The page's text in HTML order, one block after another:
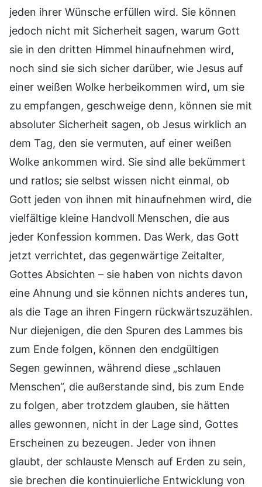
jeden ihrer Wünsche erfüllen wird. Sie können
jedoch nicht mit Sicherheit sagen, warum Gott
sie in den dritten Himmel hinaufnehmen wird,
noch sind sie sich sicher darüber, wie Jesus auf
einer weißen Wolke herbeikommen wird, um sie
zu empfangen, geschweige denn, können sie mit
absoluter Sicherheit sagen, ob Jesus wirklich an
dem Tag, den sie vermuten, auf einer weißen
Wolke ankommen wird. Sie sind alle bekümmert
und ratlos; sie selbst wissen nicht einmal, ob
Gott jeden von ihnen mit hinaufnehmen wird, die
vielfältige kleine Handvoll Menschen, die aus
jeder Konfession kommen. Das Werk, das Gott
jetzt verrichtet, das gegenwärtige Zeitalter,
Gottes Absichten – sie haben von nichts davon
eine Ahnung und sie können nichts anderes tun,
als die Tage an ihren Fingern rückwärtszuzählen.
Nur diejenigen, die den Spuren des Lammes bis
zum Ende folgen, können den endgültigen
Segen gewinnen, während diese „schlauen
Menschen“, die außerstande sind, bis zum Ende
zu folgen, aber trotzdem glauben, sie hätten
alles gewonnen, nicht in der Lage sind, Gottes
Erscheinen zu bezeugen. Jeder von ihnen
glaubt, der schlauste Mensch auf Erden zu sein,
sie brechen die kontinuierliche Entwicklung von